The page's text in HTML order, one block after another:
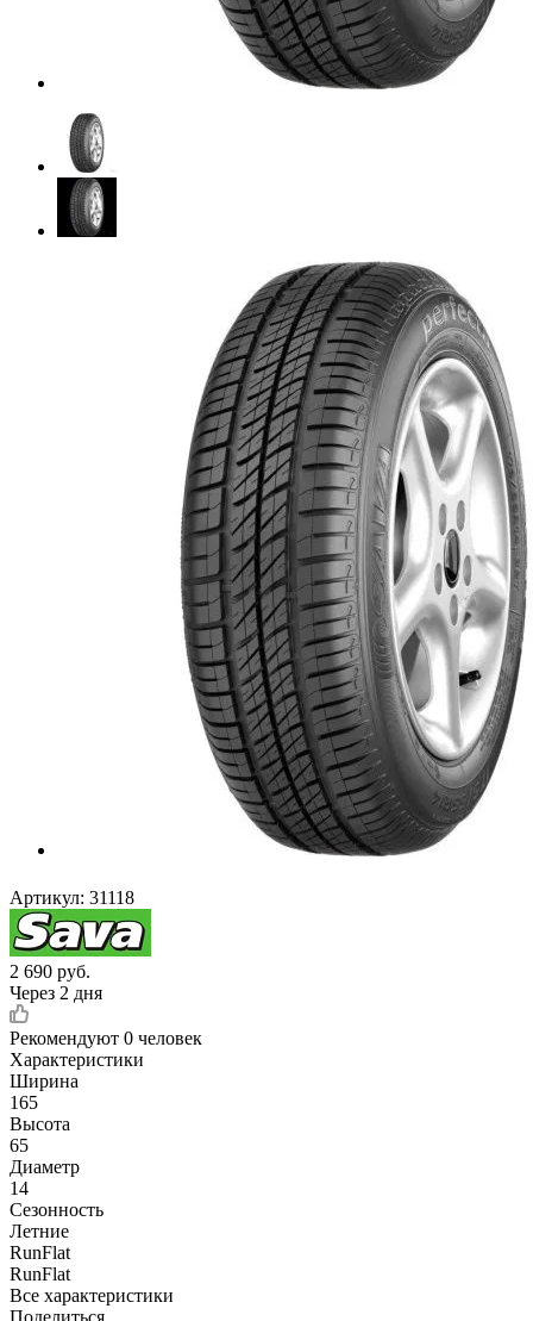
Артикул: 31118
2 690 руб.
Через 2 дня
Рекомендуют 0 человек
Характеристики
Ширина
165
Высота
65
Диаметр
14
Сезонность
Летние
RunFlat
RunFlat
Все характеристики
Поделиться